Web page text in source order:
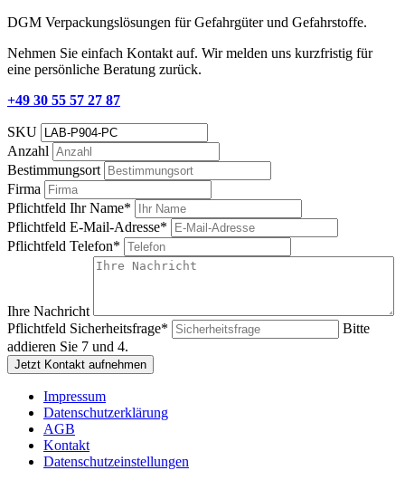
DGM Verpackungslösungen für Gefahrgüter und Gefahrstoffe.
Nehmen Sie einfach Kontakt auf. Wir melden uns kurzfristig für
eine persönliche Beratung zurück.
+49 30 55 57 27 87
SKU
Anzahl
Bestimmungsort
Firma
Pflichtfeld Ihr Name*
Pflichtfeld E-Mail-Adresse*
Pflichtfeld Telefon*
Ihre Nachricht
Pflichtfeld Sicherheitsfrage*
Bitte
addieren Sie 7 und 4.
Jetzt Kontakt aufnehmen
Impressum
Datenschutzerklärung
AGB
Kontakt
Datenschutzeinstellungen